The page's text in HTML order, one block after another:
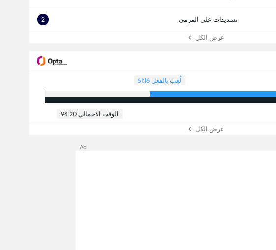
تسديدات على المرمى 2
عرض الكل
لُعِبَ بالفعل 61:16
الوقت الاجمالي 94:20
عرض الكل
Ad